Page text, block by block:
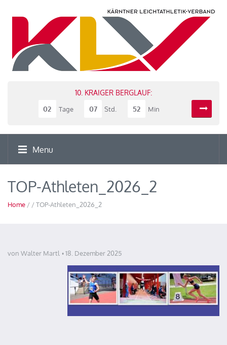
10. KRAIGER BERGLAUF:
02
Tage 07 Std. 52 Min
Menu
TOP-Athleten_2026_2
Home / / TOP-Athleten_2026_2
von Walter Martl 18. Dezember 2025